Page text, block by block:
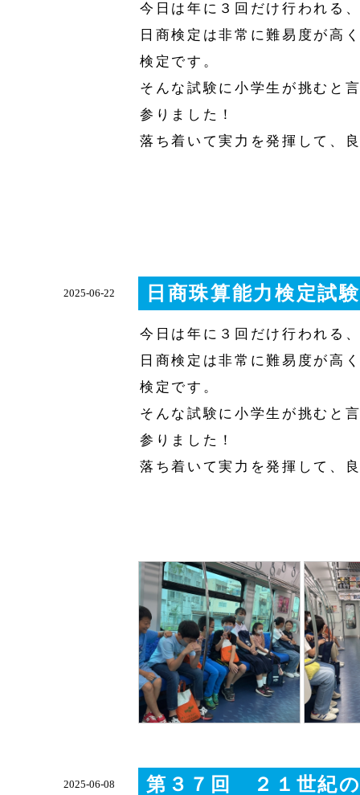
今日は年に３回だけ行われる
日商検定は非常に難易度が高
検定です。
そんな試験に小学生が挑むと
参りました！
落ち着いて実力を発揮して、
2025-06-22 日商珠算能力検定試験
今日は年に３回だけ行われる
日商検定は非常に難易度が高
検定です。
そんな試験に小学生が挑むと
参りました！
落ち着いて実力を発揮して、
2025-06-08 第３７回 ２１世紀